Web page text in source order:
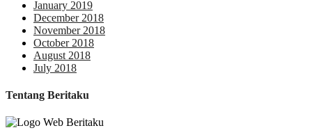
January 2019
December 2018
November 2018
October 2018
August 2018
July 2018
Tentang Beritaku